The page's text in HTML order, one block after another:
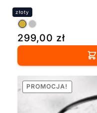
299,00 zł
PROMOCJA!